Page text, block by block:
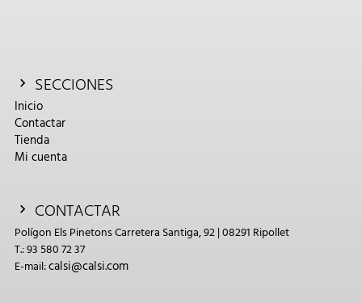
SECCIONES
Inicio
Contactar
Tienda
Mi cuenta
CONTACTAR
Polígon Els Pinetons Carretera Santiga, 92 | 08291 Ripollet
T.: 93 580 72 37
E-mail:calsi@calsi.com